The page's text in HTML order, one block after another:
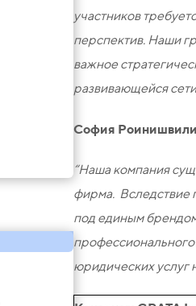
участников
перспектив. Наши
важное
развивающейся
София
“Наша компания
фирма. Вследствие
под единым
юридических услуг